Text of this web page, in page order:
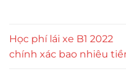
Học phí lái xe B1 2022
chính xác bao nhiêu